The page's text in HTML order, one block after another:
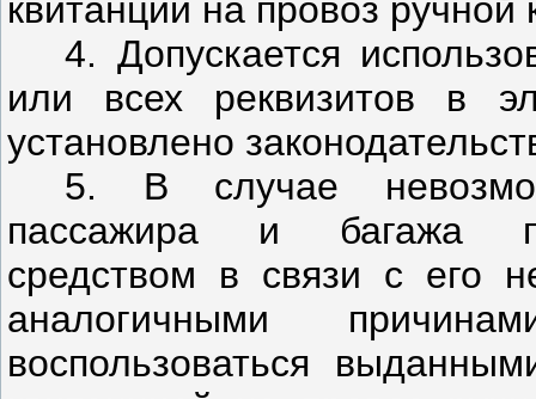
квитанции на провоз ручной
4. Допускается
или всех реквизитов в
установлено
5. В случае
пассажира и багажа
средством в связи с его
аналогичными
воспользоваться